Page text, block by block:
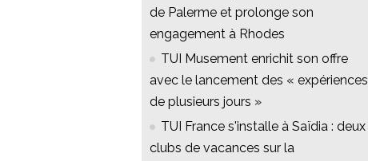
de Palerme et prolonge son
engagement à Rhodes
TUI Musement enrichit son offre
avec le lancement des « expériences
de plusieurs jours »
TUI France s'installe à Saïdia : deux
clubs de vacances sur la